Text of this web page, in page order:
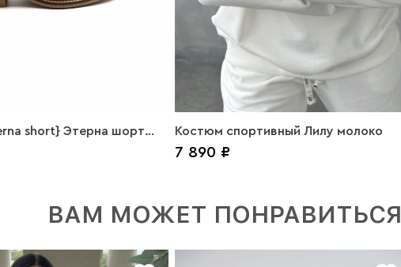
short} Этерна шорт
Костюм спортивный Лилу молоко
7 890 ₽
ВАМ МОЖЕТ ПОНРАВИТЬСЯ